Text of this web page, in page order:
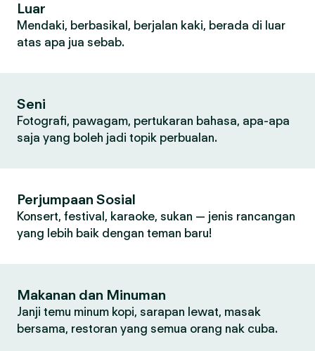
Luar
Mendaki, berbasikal, berjalan kaki, berada di luar
atas apa jua sebab.
Seni
Fotografi, pawagam, pertukaran bahasa, apa-apa
saja yang boleh jadi topik perbualan.
Perjumpaan Sosial
Konsert, festival, karaoke, sukan — jenis rancangan
yang lebih baik dengan teman baru!
Makanan dan Minuman
Janji temu minum kopi, sarapan lewat, masak
bersama, restoran yang semua orang nak cuba.